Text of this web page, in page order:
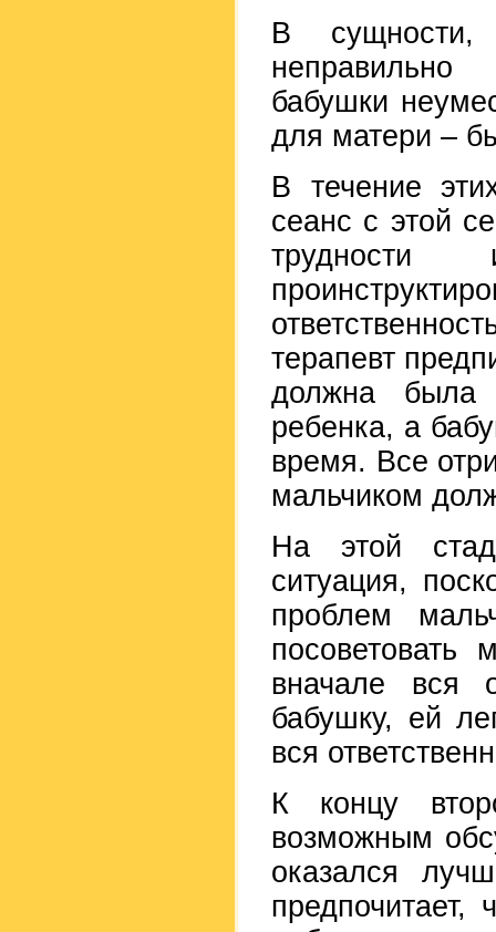
В
бабушки
для матери –
В течение
сеанс с этой
терапевт
должна была
ребенка, а
время. Все
мальчиком
На этой
ситуация,
проблем
посоветовать
вначале вся
бабушку, ей
вся
К концу
возможным
оказался
предпочитает,